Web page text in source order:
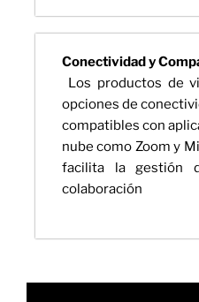
Conectividad y
Los productos de
opciones de
compatibles con
nube como Zoom y
facilita la gestión
colaboración